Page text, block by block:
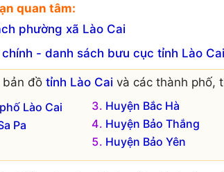
quan tâm:
phường xã Lào Cai
- danh sách bưu cục tỉnh Lào Cai
bản đồ tỉnh Lào Cai và các thành phố,
Lào Cai
Pa
Huyện Bắc Hà
Huyện Bảo Thắng
Huyện Bảo Yên